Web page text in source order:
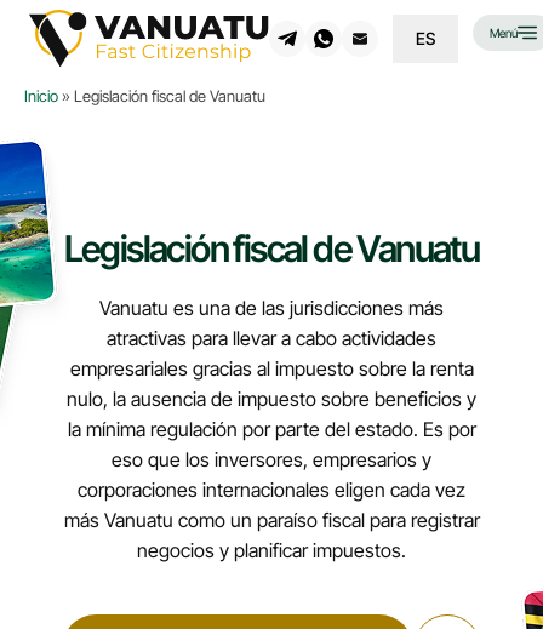
ES Menú
Inicio» Legislación fiscal de Vanuatu
Legislación fiscal de Vanuatu
Vanuatu es una de las jurisdicciones más
atractivas para llevar a cabo actividades
empresariales gracias al impuesto sobre la renta
nulo, la ausencia de impuesto sobre beneficios y
la mínima regulación por parte del estado. Es por
eso que los inversores, empresarios y
corporaciones internacionales eligen cada vez
más Vanuatu como un paraíso fiscal para registrar
negocios y planificar impuestos.